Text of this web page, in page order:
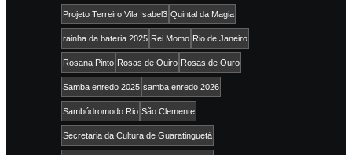
Projeto Terreiro Vila Isabel3 Quintal da Magia
rainha da bateria 2025 Rei Momo Rio de Janeiro
Rosana Pinto Rosas de Ouiro Rosas de Ouro
Samba enredo 2025 samba enredo 2026
Sambódromodo Rio São Clemente
Secretaria da Cultura de Guaratinguetá